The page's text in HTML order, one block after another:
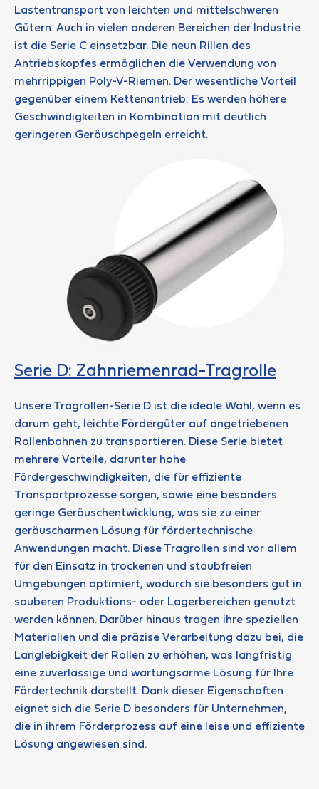
Lastentransport von leichten und mittelschweren
Gütern. Auch in vielen anderen Bereichen der Industrie
ist die Serie C einsetzbar. Die neun Rillen des
Antriebskopfes ermöglichen die Verwendung von
mehrrippigen Poly-V-Riemen. Der wesentliche Vorteil
gegenüber einem Kettenantrieb: Es werden höhere
Geschwindigkeiten in Kombination mit deutlich
geringeren Geräuschpegeln erreicht.
Serie D: Zahnriemenrad-Tragrolle
Unsere Tragrollen-Serie D ist die ideale Wahl, wenn es
darum geht, leichte Fördergüter auf angetriebenen
Rollenbahnen zu transportieren. Diese Serie bietet
mehrere Vorteile, darunter hohe
Fördergeschwindigkeiten, die für effiziente
Transportprozesse sorgen, sowie eine besonders
geringe Geräuschentwicklung, was sie zu einer
geräuscharmen Lösung für fördertechnische
Anwendungen macht. Diese Tragrollen sind vor allem
für den Einsatz in trockenen und staubfreien
Umgebungen optimiert, wodurch sie besonders gut in
sauberen Produktions- oder Lagerbereichen genutzt
werden können. Darüber hinaus tragen ihre speziellen
Materialien und die präzise Verarbeitung dazu bei, die
Langlebigkeit der Rollen zu erhöhen, was langfristig
eine zuverlässige und wartungsarme Lösung für Ihre
Fördertechnik darstellt. Dank dieser Eigenschaften
eignet sich die Serie D besonders für Unternehmen,
die in ihrem Förderprozess auf eine leise und effiziente
Lösung angewiesen sind.